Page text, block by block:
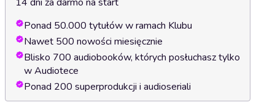
Ponad 50.000 tytułów w ramach Klubu
Nawet 500 nowości miesięcznie
Blisko 700 audiobooków, których posłuchasz tylko
w Audiotece
Ponad 200 superprodukcji i audioseriali